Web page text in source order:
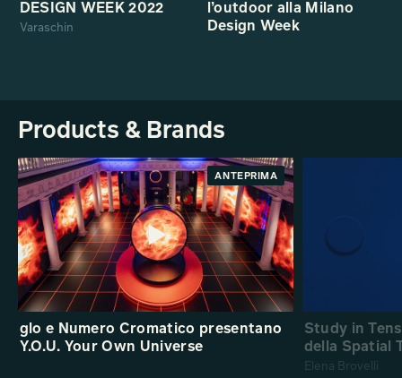
DESIGN WEEK 2022
Varaschin
l’outdoor alla Milano
Design Week
Products & Brands
ANTEPRIMA
glo e Numero Cromatico presentano
Y.O.U. Your Own Universe
Study in
della Spatial
Elena Brovelli